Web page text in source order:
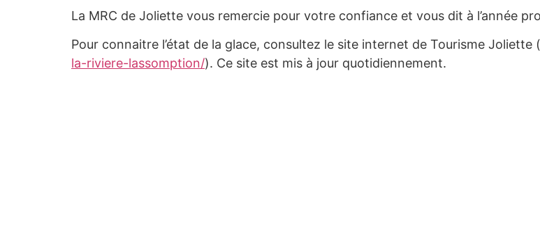
La MRC de Joliette vous remercie pour votre confiance et vous dit à l’année
Pour connaitre l’état de la glace, consultez le site internet de Tourisme Joliette (
la-riviere-lassomption/). Ce site est mis à jour quotidiennement.